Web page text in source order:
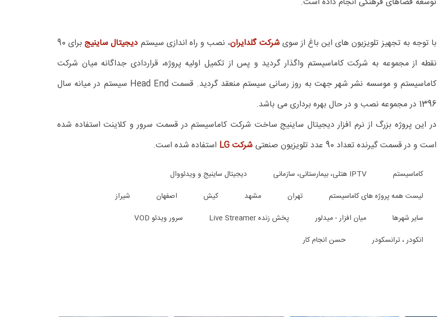
با توجه به تجهیز تلویزیون های این باغ از سویشرکت گلدایران، نصب و راه اندازی سیستم دیجیتال ساینیج
برای 90
نقطه از مجموعه به شرکت کاماسیستم واگذار گردید و پس از تکمیل اولیه پروژه، قراردادی جداگانه میان شرکت
کاماسیستم و موسسه نشر شهر جهت به روز رسانی سیستم منعقد گردید. قسمت Head End سیستم در میانه سال
1396 در مجموعه نصب و در حال بهره برداری می باشد.
در این پروژه بزرگ از نرم افزار دیجیتال ساینیج ساخت شرکت کاماسیستم در قسمت سرور و کلاینت استفاده شده
است و در قسمت گیرنده تعداد 90 عدد تلویزیون صنعتی
شرکت LG استفاده شده است.
کاماسیستم IPTV هتلی، بیمارستانی، سازمانی
دیجیتال ساینیج و ویدئووال
لیست همه پروژه های کاماسیستم
تهران مشهد کیش اصفهان
شیراز
سایر شهرها
میان افزار - میدلور پخش زنده Live Streamer
سرور ویدئو VOD
انکودر ، ترانسکودر
حسن انجام کار